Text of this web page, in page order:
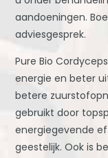
aandoeningen.
adviesgesprek.
Pure Bio
energie en beter
betere
gebruikt door
energiegevende
geestelijk. Ook is